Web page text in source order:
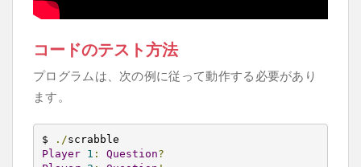
コードのテスト方法
プログラムは、次の例に従って動作する必要があり
ます。
$ ./
Player
1 : Question?